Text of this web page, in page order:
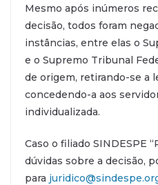
Mesmo após inúmeros
decisão, todos foram
instâncias, entre elas o
e o Supremo Tribunal
de origem, retirando-se a
concedendo-a aos
individualizada.
Caso o filiado SINDESPE
dúvidas sobre a decisão,
para